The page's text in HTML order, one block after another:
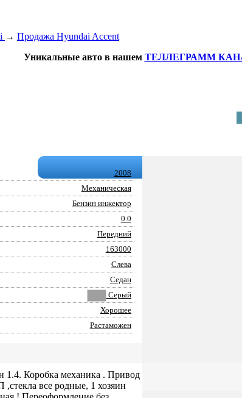
→ Продажа Hyundai Accent
Уникальные авто в нашем ТЕЛЛЕГРАММ
2008
Механическая
Бензин инжектор
0.0
Передний
163000
Слева
Седан
Серый
Хорошее
Растаможен
1.4. Коробка механика . Привод
все родные, 1 хозяин